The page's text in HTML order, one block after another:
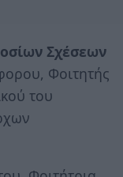
Σχέσεων
Φοιτητής
του